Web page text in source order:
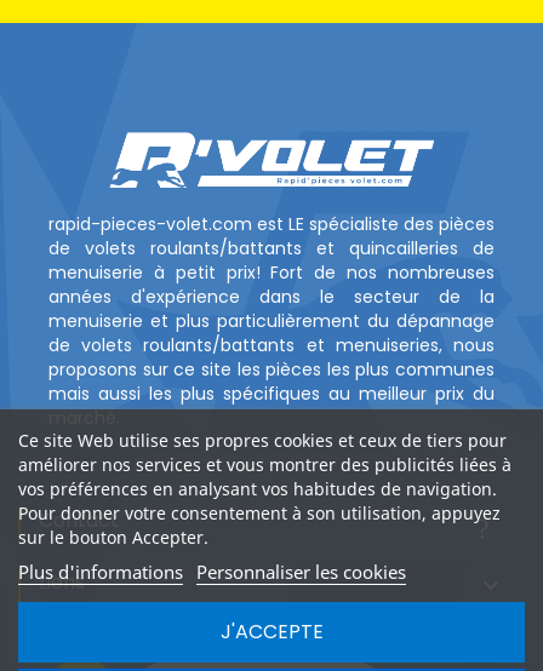
Ce site Web utilise ses propres cookies et ceux de tiers pour
améliorer nos services et vous montrer des publicités liées à
vos préférences en analysant vos habitudes de navigation.
Pour donner votre consentement à son utilisation, appuyez
sur le bouton Accepter.
Plus d'informations Personnaliser les cookies
J'ACCEPTE
rapid-pieces-volet.com est LE spécialiste des pièces
de volets roulants/battants et quincailleries de
menuiserie à petit prix! Fort de nos nombreuses
années d'expérience dans le secteur de la
menuiserie et plus particulièrement du dépannage
de volets roulants/battants et menuiseries, nous
proposons sur ce site les pièces les plus communes
mais aussi les plus spécifiques au meilleur prix du
marché.
Contact ?
Liens